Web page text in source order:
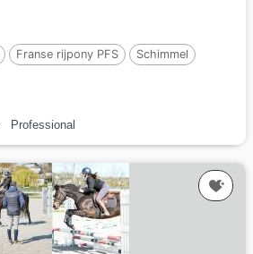
Franse rijpony PFS
Schimmel
Professional